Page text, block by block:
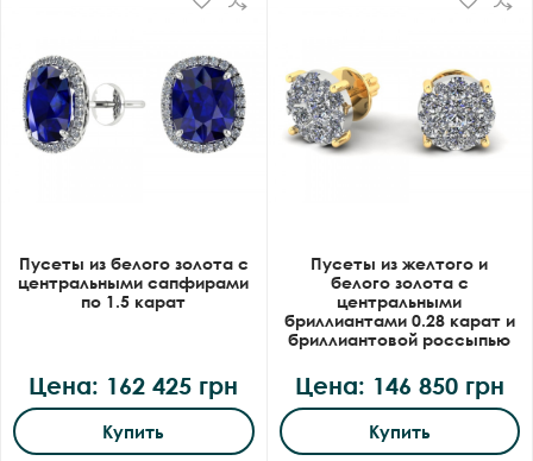
Пусеты из белого золота с
центральными сапфирами
по 1.5 карат
Цена: 162 425 грн
Купить
Пусеты из желтого и
белого золота с
центральными
бриллиантами 0.28 карат и
бриллиантовой россыпью
Цена: 146 850 грн
Купить